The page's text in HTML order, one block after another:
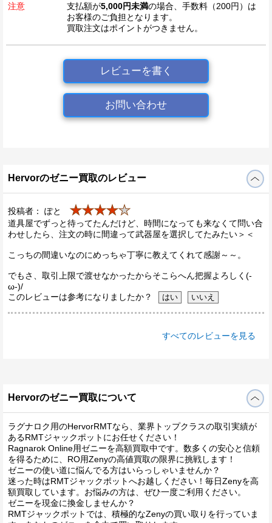
注意
支払額が5,000円未満の場合、手数料（200円）は
お客様のご負担となります。
買取注文はポイントがつきません。
レビューを書く
お問い合わせ
Hervorのゼニー買取のレビュー
投稿者： ぽと ★★★★★
道具屋でずっと待ってたんだけど、時間になっても来なくて問い合
わせしたら、注文の時に間違って武器屋を選択してたみたい＞＜
こっちの間違いなのにめっちゃ丁寧に教えてくれて感謝～～。
でもさ、取引上限で渡せなかったからそこらへん把握よろしく(-
ω-)/
このレビューは参考になりましたか？
すべてのレビューを見る
Hervorのゼニー買取について
ラグナロク用のHervorRMTなら、業界トップクラスの取引実績が
あるRMTジャックポットにお任せください！
Ragnarok Online用ゼニーを高額買取中です。数多くの安心と信頼
を得るために、RO用Zenyの高値買取の限界に挑戦します！
ゼニーの使い道に悩んでる方はいらっしゃいませんか？
迷った時はRMTジャックポットへお越しください！毎日Zenyを高
額買取しています。お悩みの方は、ぜひ一度ご利用ください。
ゼニーを現金に換金しませんか？
RMTジャックポットでは、積極的なZenyの買い取りを行っていま